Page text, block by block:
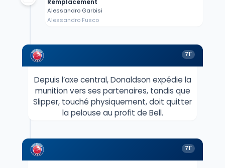
Remplacement
Alessandro Garbisi
Alessandro Fusco
71'
Depuis l’axe central, Donaldson expédie la
munition vers ses partenaires, tandis que
Slipper, touché physiquement, doit quitter
la pelouse au profit de Bell.
71'